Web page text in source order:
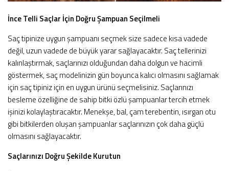
İnce Telli Saçlar İçin Doğru Şampuan Seçilmeli
Saç tipinize uygun şampuanı seçmek size sadece kısa vadede
değil, uzun vadede de büyük yarar sağlayacaktır. Saç tellerinizi
kalınlaştırmak, saçlarınızı olduğundan daha dolgun ve hacimli
göstermek, saç modelinizin gün boyunca kalıcı olmasını sağlamak
için saç tipiniz için en uygun ürünü seçmelisiniz. Saçlarınızı
besleme özelliğine de sahip bitki özlü şampuanlar tercih etmek
işinizi kolaylaştıracaktır. Menekşe, bal, çam terebentin, ısırgan otu
gibi bitkilerden oluşan şampuanlar saçlarınızın çok daha güçlü
olmasını sağlayacaktır.
Saçlarınızı Doğru Şekilde Kurutun